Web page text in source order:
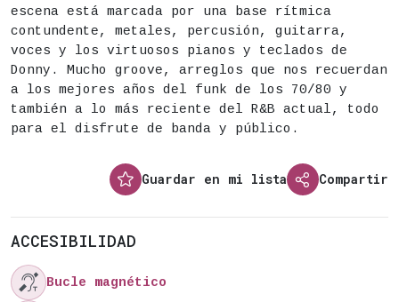
escena está marcada por una base rítmica
contundente, metales, percusión, guitarra,
voces y los virtuosos pianos y teclados de
Donny. Mucho groove, arreglos que nos recuerdan
a los mejores años del funk de los 70/80 y
también a lo más reciente del R&B actual, todo
para el disfrute de banda y público.
Guardar en mi lista Compartir
ACCESIBILIDAD
 Bucle magnético